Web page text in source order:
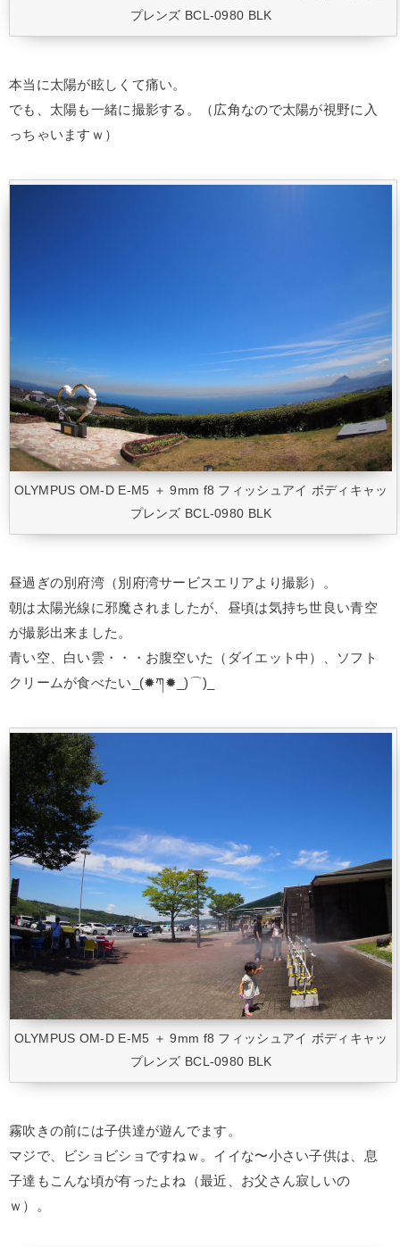
プレンズ BCL-0980 BLK
本当に太陽が眩しくて痛い。
でも、太陽も一緒に撮影する。（広角なので太陽が視野に入
っちゃいますｗ）
OLYMPUS OM-D E-M5 ＋ 9mm f8 フィッシュアイ ボディキャッ
プレンズ BCL-0980 BLK
昼過ぎの別府湾（別府湾サービスエリアより撮影）。
朝は太陽光線に邪魔されましたが、昼頃は気持ち世良い青空
が撮影出来ました。
青い空、白い雲・・・お腹空いた（ダイエット中）、ソフト
クリームが食べたい_(✹ཀ✹_)⌒)_
OLYMPUS OM-D E-M5 ＋ 9mm f8 フィッシュアイ ボディキャッ
プレンズ BCL-0980 BLK
霧吹きの前には子供達が遊んでます。
マジで、ビショビショですねｗ。イイな〜小さい子供は、息
子達もこんな頃が有ったよね（最近、お父さん寂しいの
ｗ）。